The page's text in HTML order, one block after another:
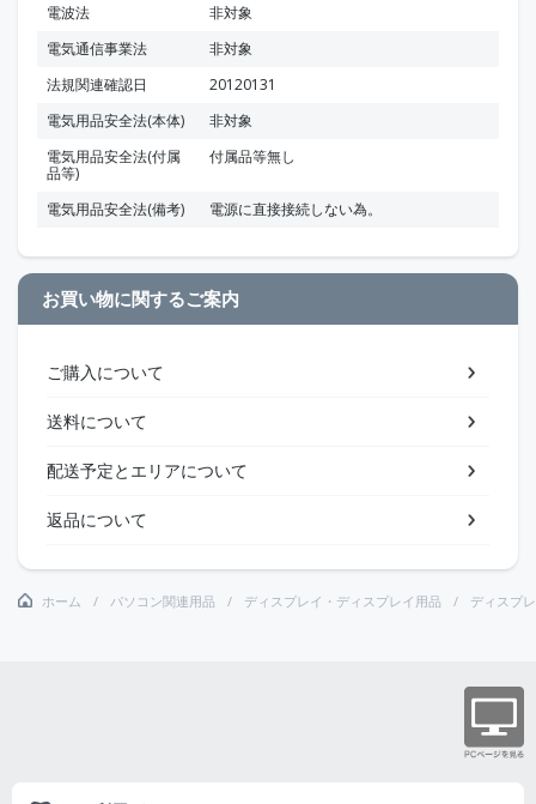
電波法
非対象
電気通信事業法
非対象
法規関連確認日
20120131
電気用品安全法(本体)
非対象
電気用品安全法(付属
品等)
付属品等無し
電気用品安全法(備考) 電源に直接接続しない為。
お買い物に関するご案内
ご購入について
送料について
配送予定とエリアについて
返品について
ホーム パソコン関連用品 ディスプレイ・ディスプレイ用品 ディスプ